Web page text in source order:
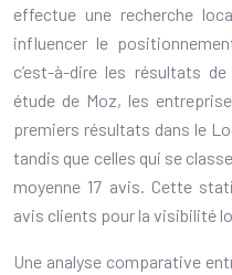
effectue une recherche
influencer le
c’est-à-dire les résultats
étude de Moz, les
premiers résultats dans le
tandis que celles qui se
moyenne 17 avis. Cette
avis clients pour la visibilité
Une analyse comparative